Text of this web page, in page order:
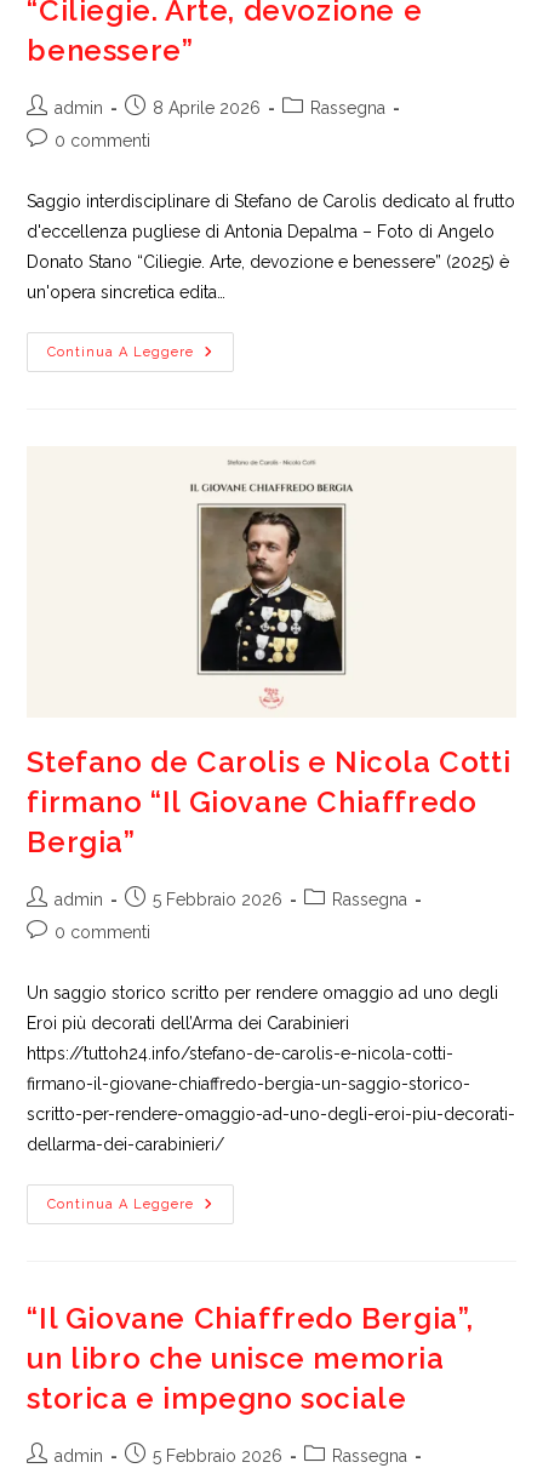
“Ciliegie. Arte, devozione e
benessere”
Autore
dell'articolo:
admin
Articolo
pubblicato:
8 Aprile 2026
Categoria
Rassegna
Commenti
0 commenti
Saggio interdisciplinare di Stefano de Carolis dedicato al frutto
d'eccellenza pugliese di Antonia Depalma – Foto di Angelo
Donato Stano “Ciliegie. Arte, devozione e benessere” (2025) è
un'opera sincretica edita…
Continua A Leggere
“Ciliegie.
Arte,
Stefano de Carolis e Nicola Cotti
firmano “Il Giovane Chiaffredo
Bergia”
Autore
dell'articolo:
admin
Articolo
pubblicato:
5 Febbraio 2026
Categoria
Rassegna
Commenti
0 commenti
Un saggio storico scritto per rendere omaggio ad uno degli
Eroi più decorati dell’Arma dei Carabinieri
https://tuttoh24.info/stefano-de-carolis-e-nicola-cotti-
firmano-il-giovane-chiaffredo-bergia-un-saggio-storico-
scritto-per-rendere-omaggio-ad-uno-degli-eroi-piu-decorati-
dellarma-dei-carabinieri/
Continua A Leggere
Stefano
De
Firmano
“Il
Chiaffredo
Bergia”
“Il Giovane Chiaffredo Bergia”,
un libro che unisce memoria
storica e impegno sociale
Autoreadmin
Articolo5 Febbraio 2026
Categoria
Rassegna